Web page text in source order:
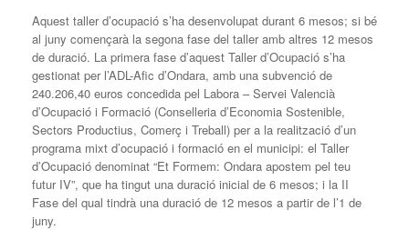
Aquest taller d’ocupació s’ha desenvolupat durant 6 mesos; si bé
al juny començarà la segona fase del taller amb altres 12 mesos
de duració. La primera fase d’aquest Taller d’Ocupació s’ha
gestionat per l’ADL-Afic d’Ondara, amb una subvenció de
240.206,40 euros concedida pel Labora – Servei Valencià
d’Ocupació i Formació (Conselleria d’Economia Sostenible,
Sectors Productius, Comerç i Treball) per a la realització d’un
programa mixt d’ocupació i formació en el municipi: el Taller
d’Ocupació denominat “Et Formem: Ondara apostem pel teu
futur IV”, que ha tingut una duració inicial de 6 mesos; i la II
Fase del qual tindrà una duració de 12 mesos a partir de l’1 de
juny.